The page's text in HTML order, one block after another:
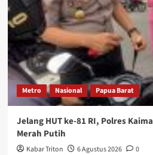
Metro Nasional Papua Barat
Jelang HUT ke-81 RI, Polres
Merah Putih
Kabar Triton 6 Agustus 2026 0